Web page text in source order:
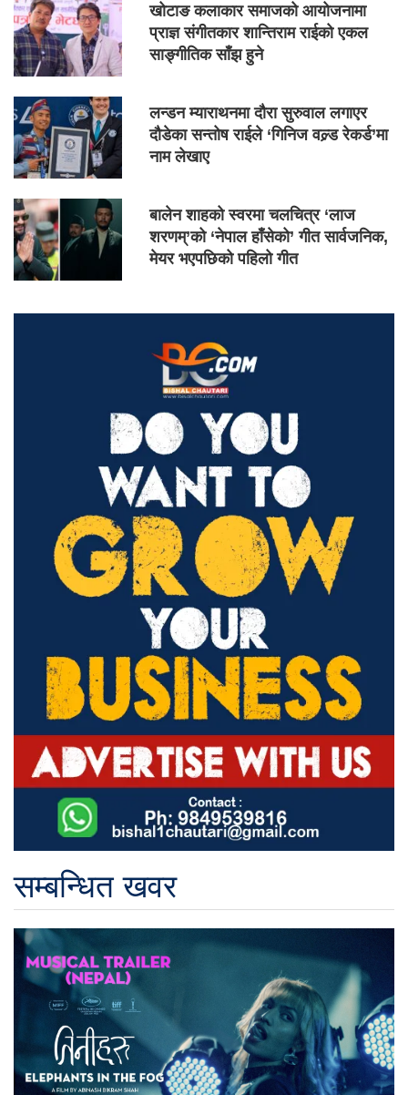
खोटाङ कलाकार समाजको आयोजनामा
प्राज्ञ संगीतकार शान्तिराम राईको एकल
साङ्गीतिक साँझ हुने
लन्डन म्याराथनमा दौरा सुरुवाल लगाएर
दौडेका सन्तोष राईले ‘गिनिज वल्र्ड रेकर्ड’मा
नाम लेखाए
बालेन शाहको स्वरमा चलचित्र ‘लाज
शरणम्’को ‘नेपाल हाँसेको’ गीत सार्वजनिक,
मेयर भएपछिको पहिलो गीत
सम्बन्धित खवर